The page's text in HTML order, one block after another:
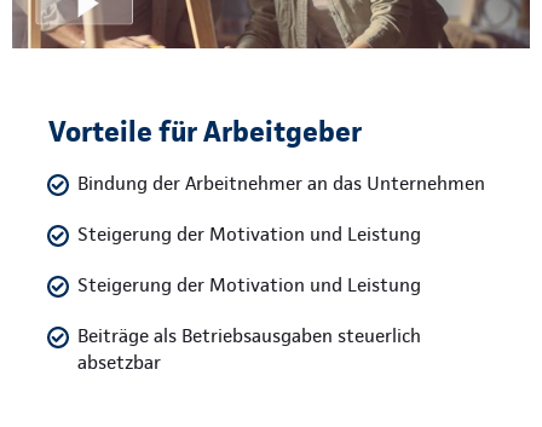
Vorteile für Arbeitgeber
Bindung der Arbeitnehmer an das Unternehmen
Steigerung der Motivation und Leistung
Steigerung der Motivation und Leistung
Beiträge als Betriebsausgaben steuerlich
absetzbar